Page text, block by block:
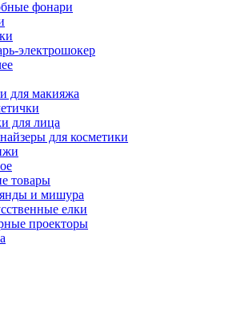
фонари
электрошокер
для макияжа
для лица
для косметики
товары
и мишура
елки
проекторы